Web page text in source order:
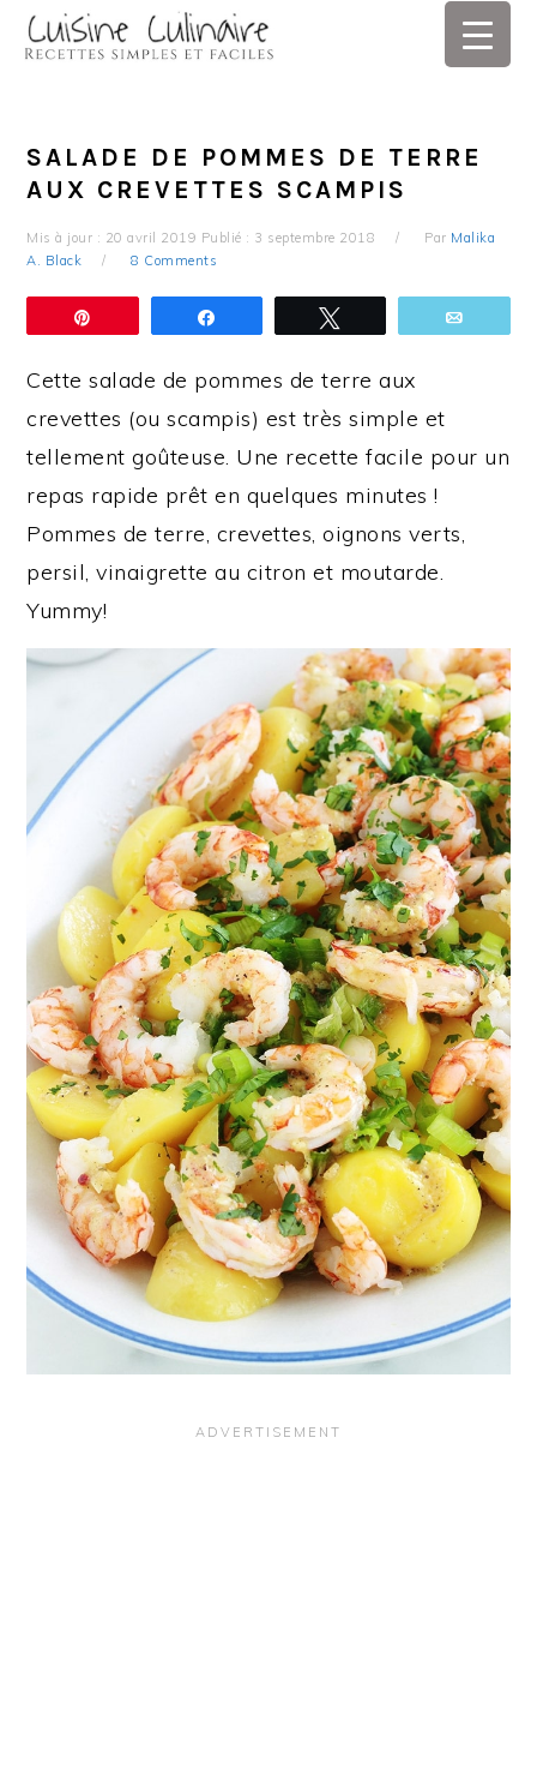
Skip
Skip
Skip
Skip
SALADE DE POMMES DE TERRE
AUX CREVETTES SCAMPIS
Mis à jour : 20 avril 2019 Publié : 3 septembre 2018 Par Malika
A. Black
8 Comments
Cette salade de pommes de terre aux
crevettes (ou scampis) est très simple et
tellement goûteuse. Une recette facile pour un
repas rapide prêt en quelques minutes !
Pommes de terre, crevettes, oignons verts,
persil, vinaigrette au citron et moutarde.
Yummy!